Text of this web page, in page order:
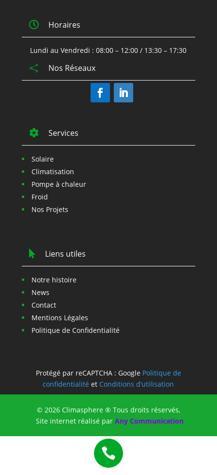
 Horaires
Lundi au Vendredi : 08:00 – 12:00 / 13:30 – 17:30
 Nos Réseaux
 Services
Solaire
Climatisation
Pompe à chaleur
Froid
Nos Projets
 Liens utiles
Notre histoire
News
Contact
Mentions Légales
Politique de Confidentialité
Protégé par reCAPTCHA : Google Politique de
confidentialité et Conditions d’utilisation
© 2026 Climasphere ® Tous droits réservés,
Site internet réalisé par Any Communication
